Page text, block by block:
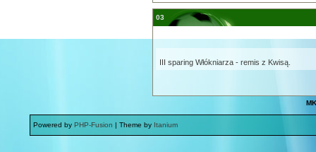
03
III sparing Włókniarza - remis z Kwisą.
Powered by PHP-Fusion | Theme by Itanium